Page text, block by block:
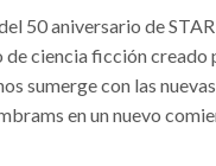
50 aniversario de
ciencia ficción creado
sumerge con las
en un nuevo